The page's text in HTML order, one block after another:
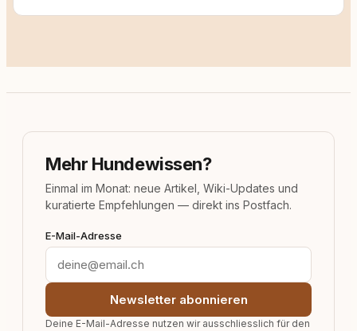
Mehr Hundewissen?
Einmal im Monat: neue Artikel, Wiki-Updates und
kuratierte Empfehlungen — direkt ins Postfach.
E-Mail-Adresse
Newsletter abonnieren
Deine E-Mail-Adresse nutzen wir ausschliesslich für den